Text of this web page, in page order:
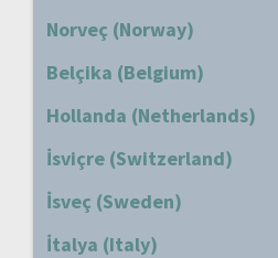
Norveç (Norway)
Belçika (Belgium)
Hollanda (Netherlands)
İsviçre (Switzerland)
İsveç (Sweden)
İtalya (Italy)